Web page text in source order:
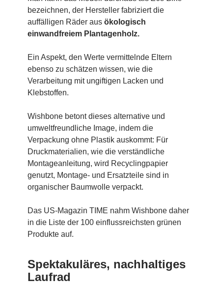
bezeichnen, der Hersteller fabriziert die
auffälligen Räder aus ökologisch
einwandfreiem Plantagenholz.
Ein Aspekt, den Werte vermittelnde Eltern
ebenso zu schätzen wissen, wie die
Verarbeitung mit ungiftigen Lacken und
Klebstoffen.
Wishbone betont dieses alternative und
umweltfreundliche Image, indem die
Verpackung ohne Plastik auskommt: Für
Druckmaterialien, wie die verständliche
Montageanleitung, wird Recyclingpapier
genutzt, Montage- und Ersatzteile sind in
organischer Baumwolle verpackt.
Das US-Magazin TIME nahm Wishbone daher
in die Liste der 100 einflussreichsten grünen
Produkte auf.
Spektakuläres, nachhaltiges
Laufrad